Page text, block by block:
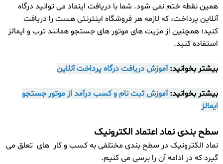
همین نقطه ختم نمی شود. شما با دریافت اینماد می توانید درگاه
آنلاین پرداخت، که لازمه هر فروشگاه اینترنتی هست را دریافت
کنید؛ همچنین از مزیت های موتور های جستجو همانند ترب و ایمالز
استفاده کنید.
بیشتر بخوانید: آموزش دریافت درگاه پرداخت آنلاین
بیشتر بخوانید: آموزش ثبت نام و کسب درآمد از موتور جستجو
ایمالز
سطح بندی نماد اعتماد الکترونیک
نماد الکترونیک در سطح بندی مختلفی به کسب و کار های تعلق می
گیرد که در ادامه آن را برسی می کنیم.